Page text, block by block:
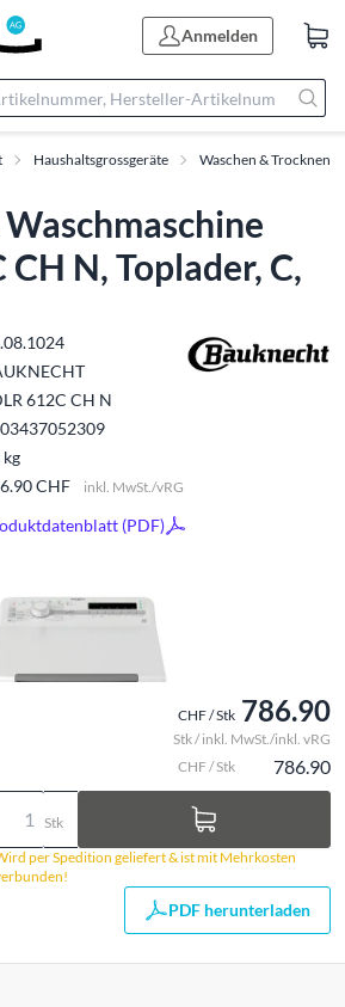
Anmelden
Haushaltsgrossgeräte Waschen & Trocknen
CH N, Toplader, C,
612C CH N
kg
CHF inkl. MwSt./vRG
(PDF)
CHF / Stk 786.90
Stk / inkl. MwSt./inkl. vRG
CHF / Stk 786.90
Stk
per Spedition geliefert & ist mit Mehrkosten
PDF herunterladen